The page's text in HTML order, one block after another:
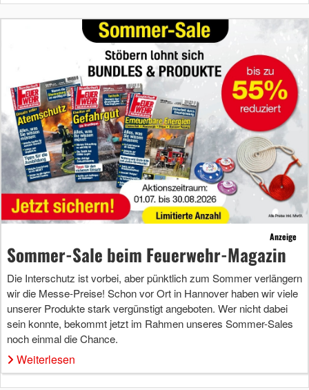
Anzeige
Sommer-Sale beim Feuerwehr-Magazin
Die Interschutz ist vorbei, aber pünktlich zum Sommer verlängern
wir die Messe-Preise! Schon vor Ort in Hannover haben wir viele
unserer Produkte stark vergünstigt angeboten. Wer nicht dabei
sein konnte, bekommt jetzt im Rahmen unseres Sommer-Sales
noch einmal die Chance.
Weiterlesen